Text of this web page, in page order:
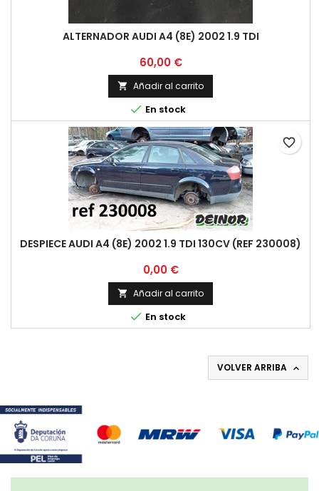
ALTERNADOR AUDI A4 (8E) 2002 1.9 TDI
Precio
60,00 €
 Añadir al carrito
 En stock
DESPIECE AUDI A4 (8E) 2002 1.9 TDI 130CV (REF 230008)
Precio
0,00 €
 Añadir al carrito
 En stock
favorite_border
VOLVER ARRIBA 